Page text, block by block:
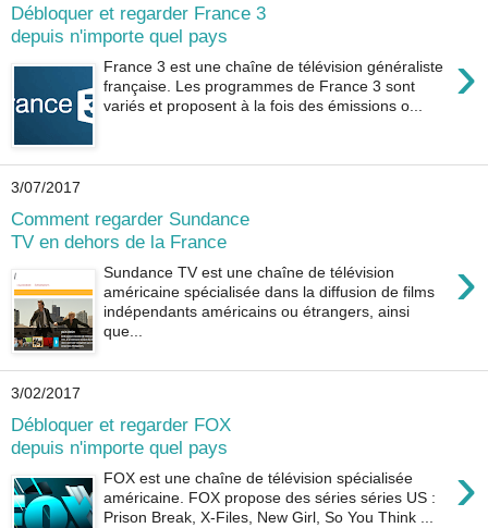
Débloquer et regarder France 3
depuis n'importe quel pays
›
France 3 est une chaîne de télévision généraliste
française. Les programmes de France 3 sont
variés et proposent à la fois des émissions o...
3/07/2017
Comment regarder Sundance
TV en dehors de la France
›
Sundance TV est une chaîne de télévision
américaine spécialisée dans la diffusion de films
indépendants américains ou étrangers, ainsi
que...
3/02/2017
Débloquer et regarder FOX
depuis n'importe quel pays
›
FOX est une chaîne de télévision spécialisée
américaine. FOX propose des séries séries US :
Prison Break, X-Files, New Girl, So You Think ...